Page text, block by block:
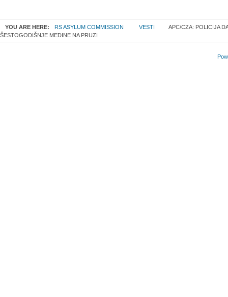
YOU ARE HERE: RS ASYLUM COMMISSION VESTI
APC/CZA: POLICIJA
ŠESTOGODIŠNJE MEDINE NA PRUZI